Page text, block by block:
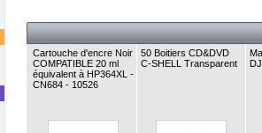
Cartouche d'encre Noir
COMPATIBLE 20 ml
équivalent à HP364XL -
CN684 - 10526
50 Boitiers CD&DVD
C-SHELL Transparent